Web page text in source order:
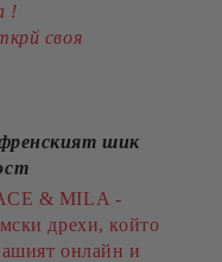
!
своя
шик
& MILA -
дрехи, който
онлайн и